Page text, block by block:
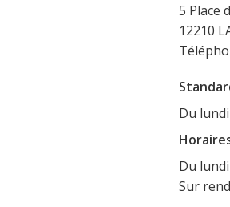
5 Place
12210
Du
Horaire
Du
Sur